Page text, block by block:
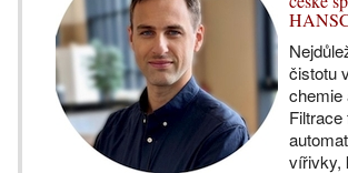
čistotu
chemie
Filtrace
vířivky,